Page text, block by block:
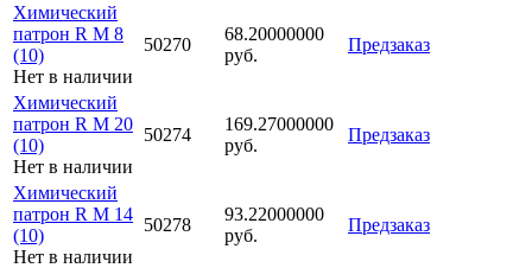
Химический
патрон R M 8
(10)
Нет в наличии
50270
68.20000000
руб.
Предзаказ
Химический
патрон R M 20
(10)
Нет в наличии
50274
169.27000000
руб.
Предзаказ
Химический
патрон R M 14
(10)
Нет в наличии
50278
93.22000000
руб.
Предзаказ